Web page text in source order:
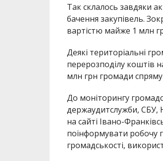
Так склалось завдяки
бачення закупівель.
вартістю майже 1 млн
Деякі територіальні
перерозподілу коштів
млн грн громади
До моніторингу
держаудитслужби, СБУ,
на сайті Івано-
поінформувати робочу
громадськості,